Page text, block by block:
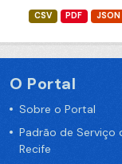
CSV PDF JSON
O Portal
Sobre o Portal
Padrão de Serviço
Recife